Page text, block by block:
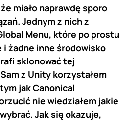
miało naprawdę sporo
Jednym z nich z
Menu, które po prostu
i żadne inne środowisko
sklonować tej
z Unity korzystałem
jak Canonical
nie wiedziałem jakie
Jak się okazuje,